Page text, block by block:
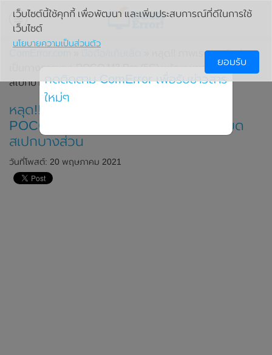
» หลุด!! ภาพเรนเดอร์อย่าง
เป็นทางการของ POCO M3 Pro (5G) พร้อมเผยรายละเอียด
สเปกบางส่วน
หลุด!! ภาพเรนเดอร์อย่างเป็นทางการของ
POCO M3 Pro (5G) พร้อมเผยรายละเอียด
สเปกบางส่วน
วันที่โพสต์: 20 พฤษภาคม 2021
เว็บไซต์นี้ใช้คุกกี้ เพื่อพัฒนา และเพิ่มประสบการณ์ที่ดีในการใช้
เว็บไซต์
นโยบายความเป็นส่วนตัว
ยอมรับ
กดติดตาม ComError เพื่อรับข่าวสาร
ใหม่ๆ